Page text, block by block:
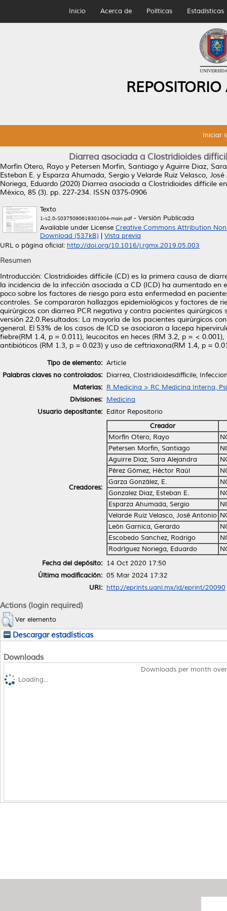
Inicio Acerca de Políticas Estadísticas
Iniciar
Diarrea asociada a Clostridioides
Morfín Otero, Rayo y Petersen Morfin, Santiago y Aguirre Diaz,
Esteban E. y Esparza Ahumada, Sergio y Velarde Ruiz Velasco,
Noriega, Eduardo (2020) Diarrea asociada a Clostridioides difficile
México, 85 (3). pp. 227-234. ISSN 0375-0906
Texto
1-s2.0-S0375090619301004-main.pdf- Versión Publicada
Available under License Creative Commons Attribution
Download (537kB)
Vista previa
URL o página oficial: http://doi.org/10.1016/j.rgmx.2019.05.003
Resumen
Introducción: Clostridioides difficile (CD) es la primera causa de
la incidencia de la infección asociada a CD (ICD) ha aumentado
poco sobre los factores de riesgo para esta enfermedad en
controles. Se compararon hallazgos epidemiológicos y factores de
quirúrgicos con diarrea PCR negativa y contra pacientes
versión 22.0.Resultados: La mayoría de los pacientes quirúrgicos
general. El 53% de los casos de ICD se asociaron a lacepa
fiebre(RM 1.4, p = 0.011), leucocitos en heces (RM 3.2, p = <
antibióticos (RM 1.3, p = 0.023) y uso de ceftriaxona(RM 1.4, p =
Tipo de elemento: Article
Palabras claves no controlados: Diarrea, Clostridioidesdifficile,
Materias: R Medicina > RC Medicina Interna,
Divisiones: Medicina
Usuario depositante: Editor Repositorio
Creadores:
Creador
Morfín Otero, Rayo
Petersen Morfin, Santiago
Aguirre Diaz, Sara Alejandra
Pérez Gómez, Héctor Raúl
Garza González, E.
Gonzalez Diaz, Esteban E.
Esparza Ahumada, Sergio
Velarde Ruiz Velasco, José Antonio
León Garnica, Gerardo
Escobedo Sanchez, Rodrigo
Rodríguez Noriega, Eduardo
Fecha del depósito: 14 Oct 2020 17:50
Última modificación: 05 Mar 2024 17:32
URI: http://eprints.uanl.mx/id/eprint/20090
Actions (login required)
Ver elemento
Descargar estadísticas
Downloads
Downloads per month
Loading...